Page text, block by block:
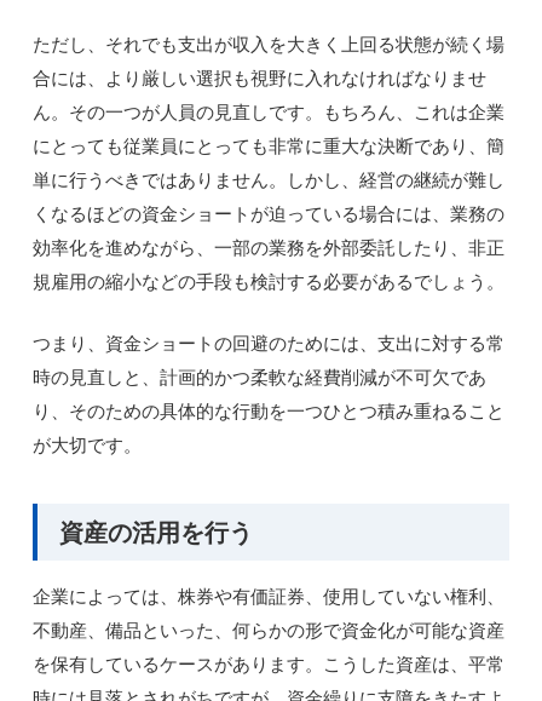
ただし、それでも支出が収入を大きく上回る状態が続く場
合には、より厳しい選択も視野に入れなければなりませ
ん。その一つが人員の見直しです。もちろん、これは企業
にとっても従業員にとっても非常に重大な決断であり、簡
単に行うべきではありません。しかし、経営の継続が難し
くなるほどの資金ショートが迫っている場合には、業務の
効率化を進めながら、一部の業務を外部委託したり、非正
規雇用の縮小などの手段も検討する必要があるでしょう。
つまり、資金ショートの回避のためには、支出に対する常
時の見直しと、計画的かつ柔軟な経費削減が不可欠であ
り、そのための具体的な行動を一つひとつ積み重ねること
が大切です。
資産の活用を行う
企業によっては、株券や有価証券、使用していない権利、
不動産、備品といった、何らかの形で資金化が可能な資産
を保有しているケースがあります。こうした資産は、平常